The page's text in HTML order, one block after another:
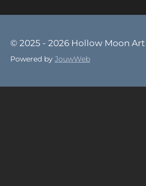
© 2025 - 2026 Hollow Moon Art
Powered by JouwWeb